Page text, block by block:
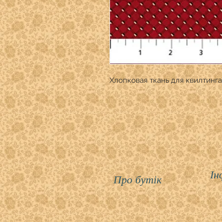
Хлопковая ткань для
Про бутік